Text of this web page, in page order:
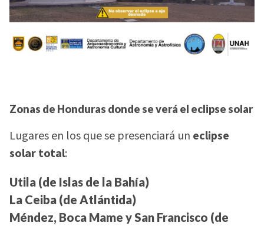
Zonas de Honduras donde se verá el eclipse solar
Lugares en los que se presenciará un eclipse
solar total:
Utila (de Islas de la Bahía)
La Ceiba (de Atlántida)
Méndez, Boca Mame y San Francisco (de